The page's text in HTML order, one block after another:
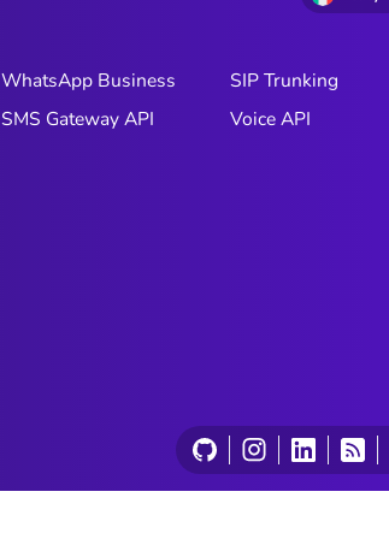
WhatsApp Business
SMS Gateway API
SIP Trunking
Voice API